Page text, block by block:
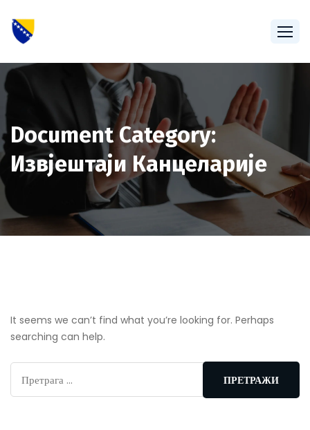
Document Category:
Извјештаји Канцеларије
It seems we can’t find what you’re looking for. Perhaps
searching can help.